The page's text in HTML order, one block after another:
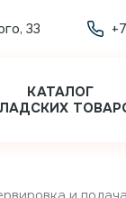
33
КАТАЛОГ